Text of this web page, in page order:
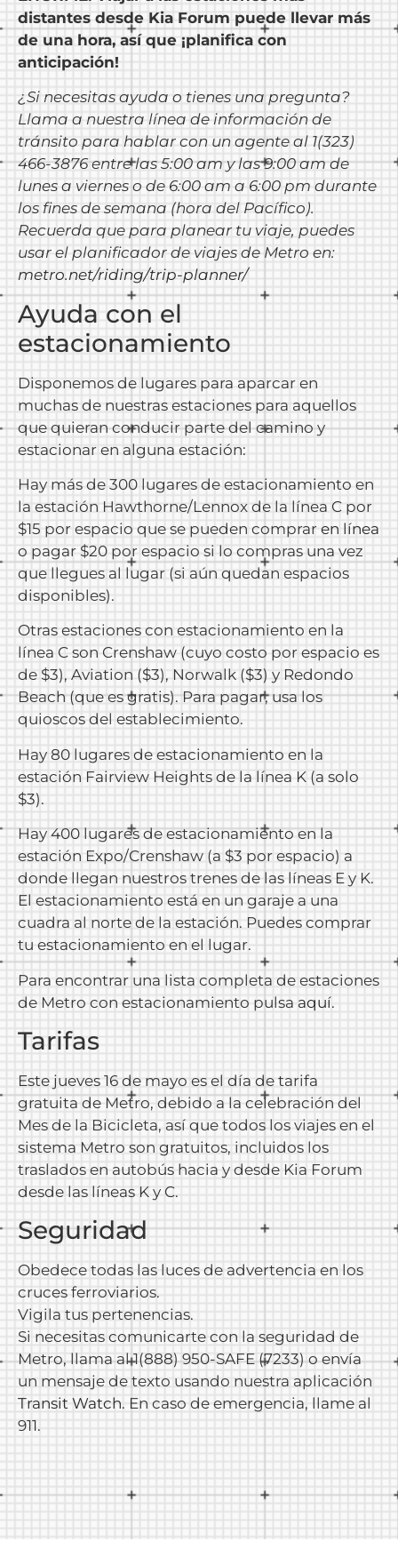
distantes desde Kia Forum puede llevar más
de una hora, así que ¡planifica con
anticipación!
¿Si necesitas ayuda o tienes una pregunta?
Llama a nuestra línea de información de
tránsito para hablar con un agente al 1(323)
466-3876 entre las 5:00 am y las 9:00 am de
lunes a viernes o de 6:00 am a 6:00 pm durante
los fines de semana (hora del Pacífico).
Recuerda que para planear tu viaje, puedes
usar el planificador de viajes de Metro en:
metro.net/riding/trip-planner/
Ayuda con el
estacionamiento
Disponemos de lugares para aparcar en
muchas de nuestras estaciones para aquellos
que quieran conducir parte del camino y
estacionar en alguna estación:
Hay más de 300 lugares de estacionamiento en
la estación Hawthorne/Lennox de la línea C por
$15 por espacio que se pueden comprar en línea
o pagar $20 por espacio si lo compras una vez
que llegues al lugar (si aún quedan espacios
disponibles).
Otras estaciones con estacionamiento en la
línea C son Crenshaw (cuyo costo por espacio es
de $3), Aviation ($3), Norwalk ($3) y Redondo
Beach (que es gratis). Para pagar, usa los
quioscos del establecimiento.
Hay 80 lugares de estacionamiento en la
estación Fairview Heights de la línea K (a solo
$3).
Hay 400 lugares de estacionamiento en la
estación Expo/Crenshaw (a $3 por espacio) a
donde llegan nuestros trenes de las líneas E y K.
El estacionamiento está en un garaje a una
cuadra al norte de la estación. Puedes comprar
tu estacionamiento en el lugar.
Para encontrar una lista completa de estaciones
de Metro con estacionamiento pulsa aquí.
Tarifas
Este jueves 16 de mayo es el día de tarifa
gratuita de Metro, debido a la celebración del
Mes de la Bicicleta, así que todos los viajes en el
sistema Metro son gratuitos, incluidos los
traslados en autobús hacia y desde Kia Forum
desde las líneas K y C.
Seguridad
Obedece todas las luces de advertencia en los
cruces ferroviarios.
Vigila tus pertenencias.
Si necesitas comunicarte con la seguridad de
Metro, llama al 1(888) 950-SAFE (7233) o envía
un mensaje de texto usando nuestra aplicación
Transit Watch. En caso de emergencia, llame al
911.